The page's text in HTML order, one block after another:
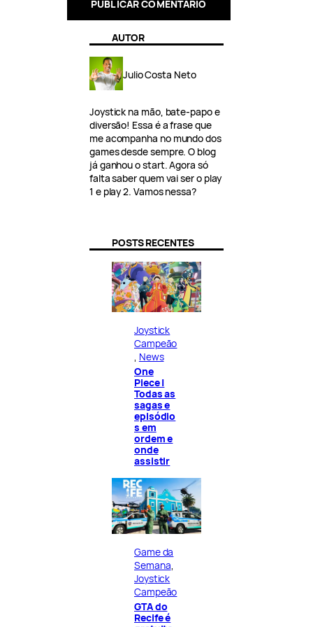
AUTOR
Julio Costa Neto
Joystick na mão, bate-papo e
diversão! Essa é a frase que
me acompanha no mundo dos
games desde sempre. O blog
já ganhou o start. Agora só
falta saber quem vai ser o play
1 e play 2. Vamos nessa?
POSTS RECENTES
Joystick
Campeão
News
One
Piece |
Todas as
sagas e
episódio
s em
ordem e
onde
assistir
Game da
Semana
Joystick
Campeão
GTA do
Recife é